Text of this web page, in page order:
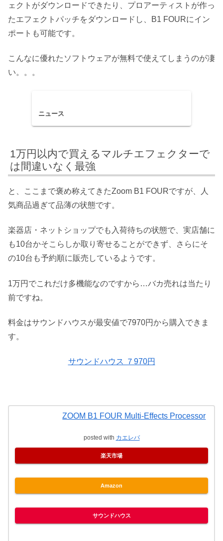
ェクトがダウンロードできたり、プロアーティストが作っ
たエフェクトパッチをダウンロードし、B1 FOURにイン
ポートも可能です。
こんなに優れたソフトウェアが無料で使えてしまうのが凄
い。。。
ニュース
1万円以内で買えるマルチエフェクターで
は間違いなく最強
と、ここまで褒め称えてきたZoom B1 FOURですが、人
気商品過ぎて品薄の状態です。
楽器店・ネットショップでも入荷待ちの状態で、実店舗に
も10台かそこらしか取り寄せることができず、さらにそ
の10台も予約順に販売しているようです。
1万円でこれだけ多機能なのですから…バカ売れは当たり
前ですね。
料金はサウンドハウスが最安値で7970円から購入できま
す。
サウンドハウス ７970円
ZOOM B1 FOUR Multi-Effects Processor
posted with カエレバ
楽天市場
Amazon
サウンドハウス